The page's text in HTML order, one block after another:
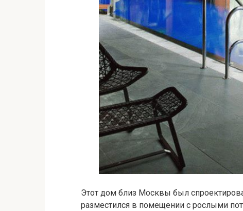
Этот дом близ Москвы был
разместился в помещении с рослыми